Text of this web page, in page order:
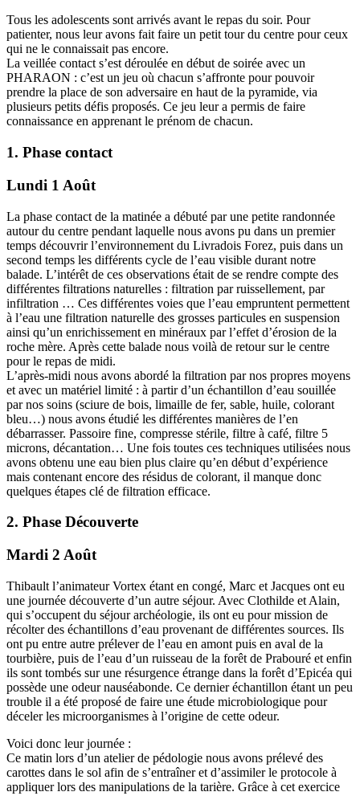
Tous les adolescents sont arrivés avant le repas du soir. Pour
patienter, nous leur avons fait faire un petit tour du centre pour ceux
qui ne le connaissait pas encore.
La veillée contact s’est déroulée en début de soirée avec un
PHARAON : c’est un jeu où chacun s’affronte pour pouvoir
prendre la place de son adversaire en haut de la pyramide, via
plusieurs petits défis proposés. Ce jeu leur a permis de faire
connaissance en apprenant le prénom de chacun.
1. Phase contact
Lundi 1 Août
La phase contact de la matinée a débuté par une petite randonnée
autour du centre pendant laquelle nous avons pu dans un premier
temps découvrir l’environnement du Livradois Forez, puis dans un
second temps les différents cycle de l’eau visible durant notre
balade. L’intérêt de ces observations était de se rendre compte des
différentes filtrations naturelles : filtration par ruissellement, par
infiltration … Ces différentes voies que l’eau empruntent permettent
à l’eau une filtration naturelle des grosses particules en suspension
ainsi qu’un enrichissement en minéraux par l’effet d’érosion de la
roche mère. Après cette balade nous voilà de retour sur le centre
pour le repas de midi.
L’après-midi nous avons abordé la filtration par nos propres moyens
et avec un matériel limité : à partir d’un échantillon d’eau souillée
par nos soins (sciure de bois, limaille de fer, sable, huile, colorant
bleu…) nous avons étudié les différentes manières de l’en
débarrasser. Passoire fine, compresse stérile, filtre à café, filtre 5
microns, décantation… Une fois toutes ces techniques utilisées nous
avons obtenu une eau bien plus claire qu’en début d’expérience
mais contenant encore des résidus de colorant, il manque donc
quelques étapes clé de filtration efficace.
2. Phase Découverte
Mardi 2 Août
Thibault l’animateur Vortex étant en congé, Marc et Jacques ont eu
une journée découverte d’un autre séjour. Avec Clothilde et Alain,
qui s’occupent du séjour archéologie, ils ont eu pour mission de
récolter des échantillons d’eau provenant de différentes sources. Ils
ont pu entre autre prélever de l’eau en amont puis en aval de la
tourbière, puis de l’eau d’un ruisseau de la forêt de Prabouré et enfin
ils sont tombés sur une résurgence étrange dans la forêt d’Epicéa qui
possède une odeur nauséabonde. Ce dernier échantillon étant un peu
trouble il a été proposé de faire une étude microbiologique pour
déceler les microorganismes à l’origine de cette odeur.
Voici donc leur journée :
Ce matin lors d’un atelier de pédologie nous avons prélevé des
carottes dans le sol afin de s’entraîner et d’assimiler le protocole à
appliquer lors des manipulations de la tarière. Grâce à cet exercice